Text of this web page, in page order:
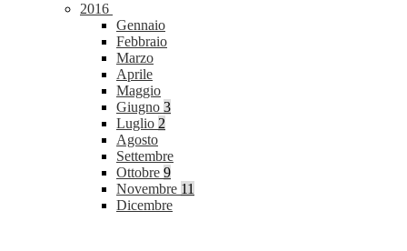
2016
Gennaio
Febbraio
Marzo
Aprile
Maggio
Giugno 3
Luglio 2
Agosto
Settembre
Ottobre 9
Novembre 11
Dicembre